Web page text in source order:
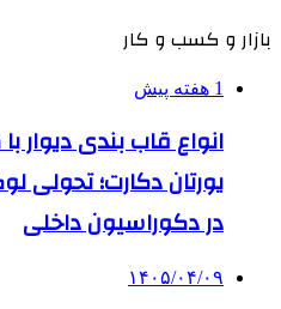
بازار و کسب و کار
1 هفته پیش
انواع قاب بندی دیوار
یورتان دکارت؛ تحولی
در دکوراسیون داخلی
۱۴۰۵/۰۴/۰۹